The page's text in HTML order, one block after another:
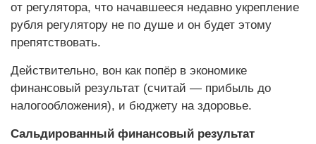
от регулятора, что начавшееся недавно укрепление
руб­ля регулятору не по душе и он будет этому
препятствовать.
Действительно, вон как попёр в экономике
финансовый результат (считай — прибыль до
налогообложения), и бюджету на здоровье.
Сальдированный финансовый результат